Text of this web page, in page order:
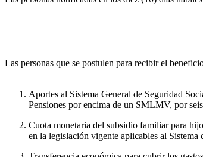
Las personas que se postulen para recibir el
Aportes al Sistema General de Seguridad
Pensiones por encima de un SMLMV, por
Cuota monetaria del subsidio familiar para
en la legislación vigente aplicables al Sistema